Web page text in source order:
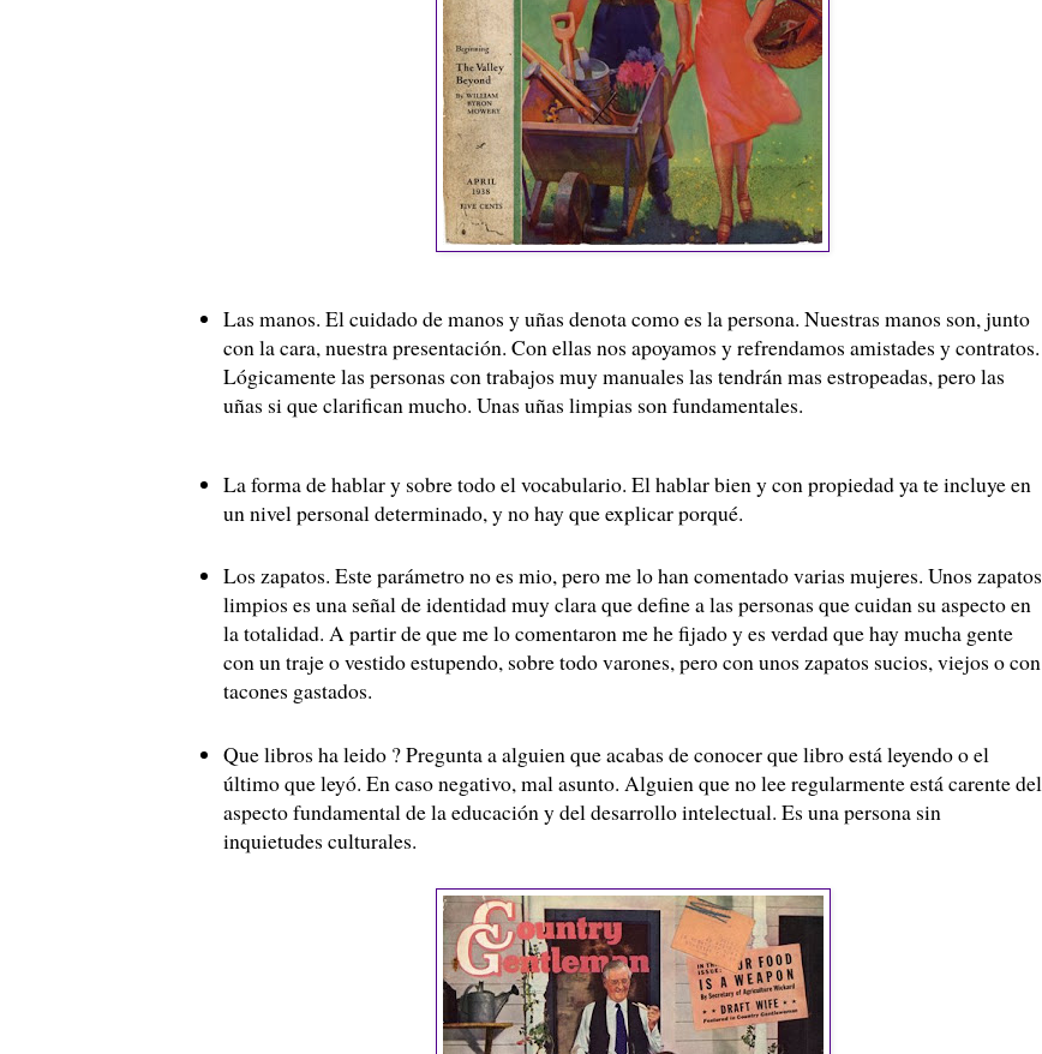
Las manos. El cuidado de manos y uñas denota como es la persona. Nuestras manos son, junto
con la cara, nuestra presentación. Con ellas nos apoyamos y refrendamos amistades y contratos.
Lógicamente las personas con trabajos muy manuales las tendrán mas estropeadas, pero las
uñas si que clarifican mucho. Unas uñas limpias son fundamentales.
La forma de hablar y sobre todo el vocabulario. El hablar bien y con propiedad ya te incluye en
un nivel personal determinado, y no hay que explicar porqué.
Los zapatos. Este parámetro no es mio, pero me lo han comentado varias mujeres. Unos zapatos
limpios es una señal de identidad muy clara que define a las personas que cuidan su aspecto en
la totalidad. A partir de que me lo comentaron me he fijado y es verdad que hay mucha gente
con un traje o vestido estupendo, sobre todo varones, pero con unos zapatos sucios, viejos o con
tacones gastados.
Que libros ha leido ? Pregunta a alguien que acabas de conocer que libro está leyendo o el
último que leyó. En caso negativo, mal asunto. Alguien que no lee regularmente está carente del
aspecto fundamental de la educación y del desarrollo intelectual. Es una persona sin
inquietudes culturales.